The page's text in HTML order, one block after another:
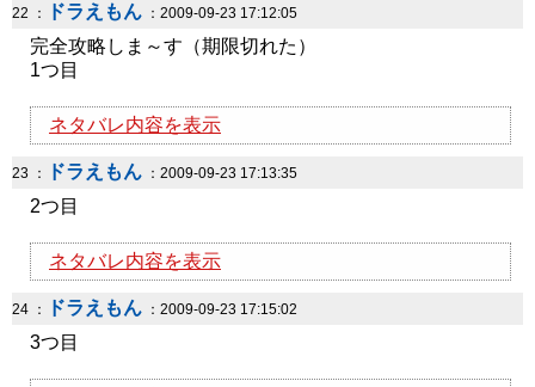
22 ： ドラえもん ：2009-09-23 17:12:05
完全攻略しま～す（期限切れた）
1つ目
ネタバレ内容を表示
23 ： ドラえもん ：2009-09-23 17:13:35
2つ目
ネタバレ内容を表示
24 ： ドラえもん ：2009-09-23 17:15:02
3つ目